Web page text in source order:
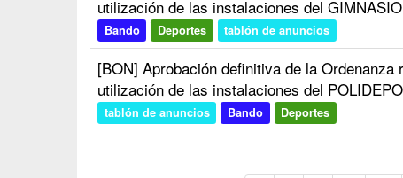
utilización de las instalaciones del
Bando Deportes tablón de anuncios
[BON] Aprobación definitiva de la Ordenanza
utilización de las instalaciones del
tablón de anuncios Bando Deportes